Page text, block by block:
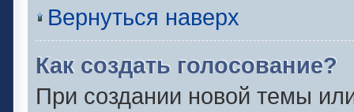
Вернуться наверх
Как создать голосование?
При создании новой темы